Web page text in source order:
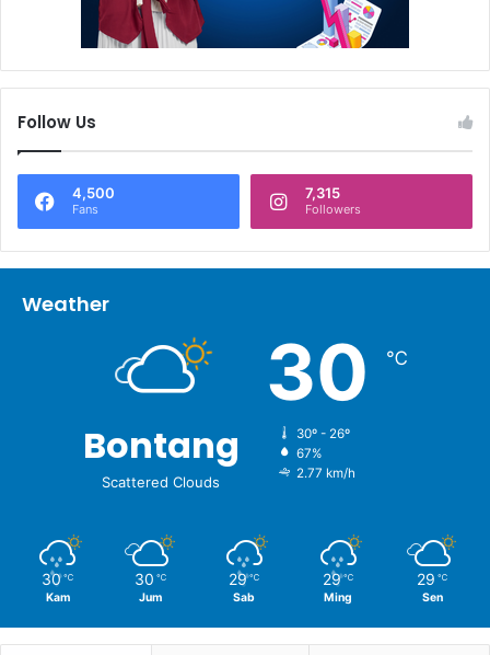
Follow Us
4,500
Fans
7,315
Followers
Weather
Bontang
Scattered Clouds
30 ℃
30º - 26º
67%
2.77 km/h
30 ℃
Kam
30 ℃
Jum
29 ℃
Sab
29 ℃
Ming
29 ℃
Sen